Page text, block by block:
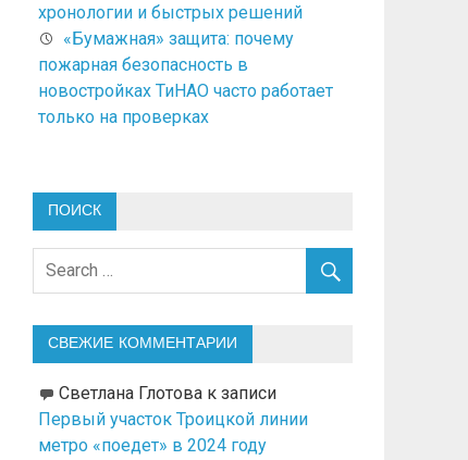
хронологии и быстрых решений
«Бумажная» защита: почему
пожарная безопасность в
новостройках ТиНАО часто работает
только на проверках
ПОИСК
СВЕЖИЕ КОММЕНТАРИИ
Светлана Глотовак записи
Первый участок Троицкой линии
метро «поедет» в 2024 году